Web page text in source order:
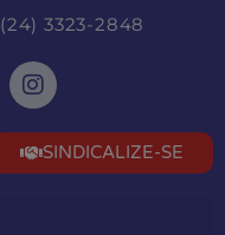
(24) 3323-2848
SINDICALIZE-SE